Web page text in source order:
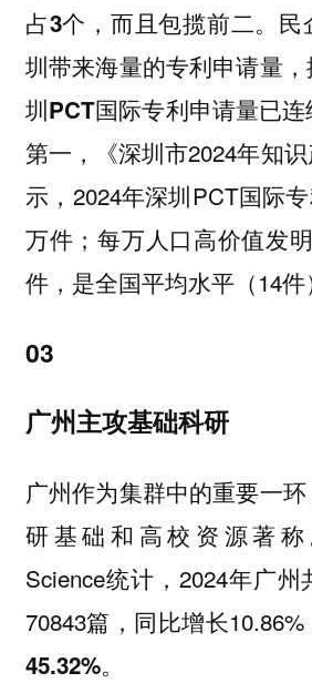
占3个 ，而且包揽前二。
圳带来海量的专利申请量
圳PCT国际专利申请量已
第一 ，《深圳市2024年知
示，2024年深圳PCT国际
万件；每万人口高价值发
件，是全国平均水平（14件
03
广州主攻基础科研
广州作为集群中的重要一
研基础和高校资源著称
Science统计，2024年广
70843篇，同比增长10.86%
45.32%。